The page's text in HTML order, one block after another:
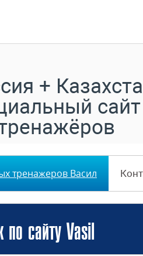
+
сайт
тренажеров Васил
по сайту Vasil